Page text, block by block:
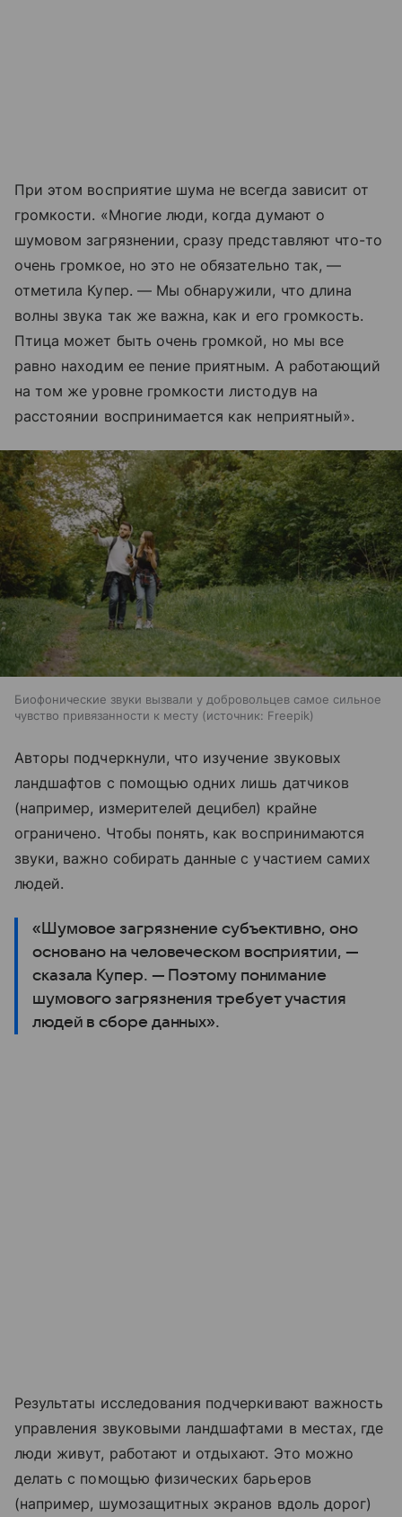
При этом восприятие шума не всегда зависит от
громкости. «Многие люди, когда думают о
шумовом загрязнении, сразу представляют что-то
очень громкое, но это не обязательно так, —
отметила Купер. — Мы обнаружили, что длина
волны звука так же важна, как и его громкость.
Птица может быть очень громкой, но мы все
равно находим ее пение приятным. А работающий
на том же уровне громкости листодув на
расстоянии воспринимается как неприятный».
Биофонические звуки вызвали у добровольцев самое сильное
чувство привязанности к месту
источник: Freepik
Авторы подчеркнули, что изучение звуковых
ландшафтов с помощью одних лишь датчиков
(например, измерителей децибел) крайне
ограничено. Чтобы понять, как воспринимаются
звуки, важно собирать данные с участием самих
людей.
«Шумовое загрязнение субъективно, оно
основано на человеческом восприятии, —
сказала Купер. — Поэтому понимание
шумового загрязнения требует участия
людей в сборе данных».
Результаты исследования подчеркивают важность
управления звуковыми ландшафтами в местах, где
люди живут, работают и отдыхают. Это можно
делать с помощью физических барьеров
(например, шумозащитных экранов вдоль дорог)